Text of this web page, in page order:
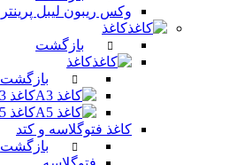
وکس ریبون لیبل پرینتر
کاغذ
بازگشت
کاغذ
بازگشت
کاغذ A3
کاغذ A5
کاغذ فتوگلاسه و کتد
بازگشت